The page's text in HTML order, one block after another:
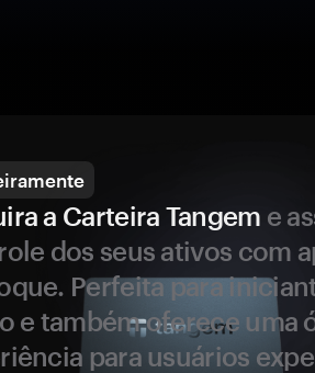
a Carteira Tangem e
dos seus ativos com
Perfeita para
e também oferece uma
para usuários